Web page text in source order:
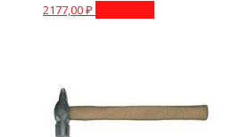
2177,00₽